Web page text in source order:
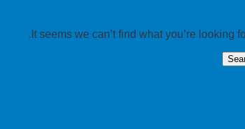
It seems we can’t find what you’re looking